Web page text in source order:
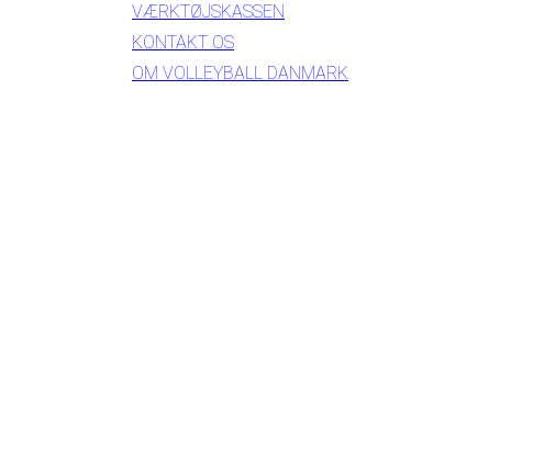
VÆRKTØJSKASSEN
KONTAKT OS
OM VOLLEYBALL DANMARK